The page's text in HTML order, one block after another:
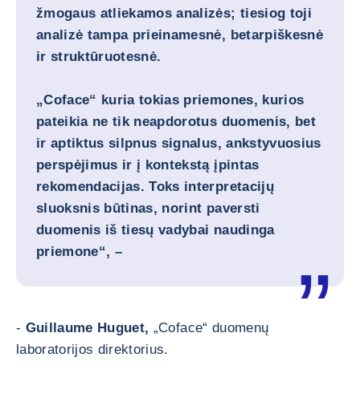
žmogaus atliekamos analizės; tiesiog toji
analizė tampa prieinamesnė, betarpiškesnė
ir struktūruotesnė.
„Coface“ kuria tokias priemones, kurios
pateikia ne tik neapdorotus duomenis, bet
ir aptiktus silpnus signalus, ankstyvuosius
perspėjimus ir į kontekstą įpintas
rekomendacijas. Toks interpretacijų
sluoksnis būtinas, norint paversti
duomenis iš tiesų vadybai naudinga
priemone“, –
- Guillaume Huguet, „Coface“ duomenų
laboratorijos direktorius.